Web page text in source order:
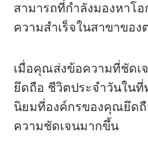
สามารถที่กำลังมองหาโ
ความสำเร็จในสาขาของ
เมื่อคุณส่งข้อความที่ชัดเ
ยึดถือ ชีวิตประจำวันในที่
นิยมที่องค์กรของคุณยึด
ความชัดเจนมากขึ้น